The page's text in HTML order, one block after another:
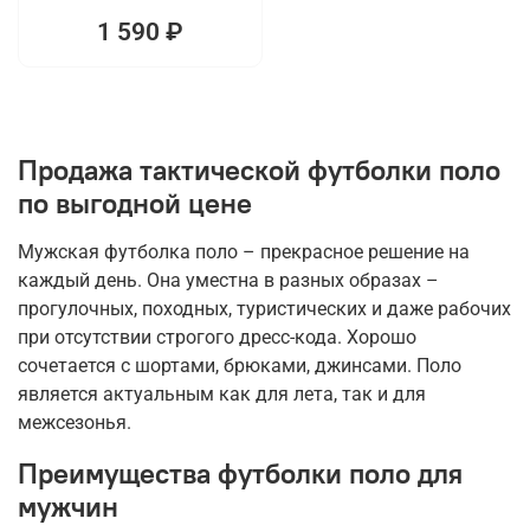
1 590 ₽
Продажа тактической футболки поло
по выгодной цене
Мужская футболка поло – прекрасное решение на
каждый день. Она уместна в разных образах –
прогулочных, походных, туристических и даже рабочих
при отсутствии строгого дресс-кода. Хорошо
сочетается с шортами, брюками, джинсами. Поло
является актуальным как для лета, так и для
межсезонья.
Преимущества футболки поло для
мужчин